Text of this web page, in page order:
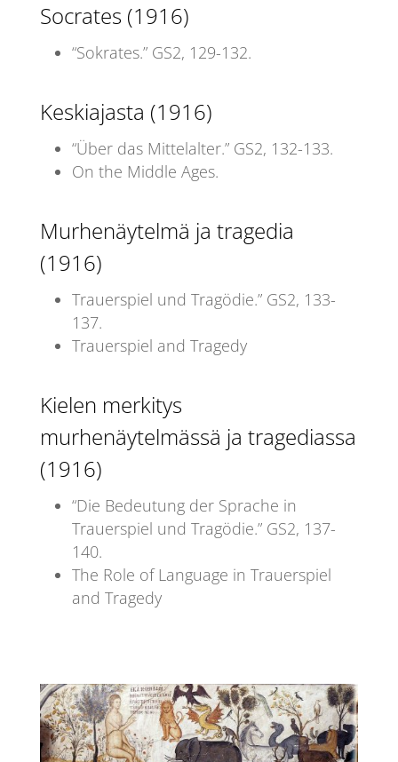
Socrates (1916)
“Sokrates.” GS2, 129-132.
Keskiajasta (1916)
“Über das Mittelalter.” GS2, 132-133.
On the Middle Ages.
Murhenäytelmä ja tragedia
(1916)
Trauerspiel und Tragödie.” GS2, 133-
137.
Trauerspiel and Tragedy
Kielen merkitys
murhenäytelmässä ja tragediassa
(1916)
“Die Bedeutung der Sprache in
Trauerspiel und Tragödie.” GS2, 137-
140.
The Role of Language in Trauerspiel
and Tragedy